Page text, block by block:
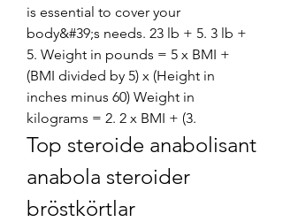
is essential to cover your
body&#39;s needs. 23 lb + 5. 3 lb +
5. Weight in pounds = 5 x BMI +
(BMI divided by 5) x (Height in
inches minus 60) Weight in
kilograms = 2. 2 x BMI + (3.
Top steroide anabolisant
anabola steroider
bröstkörtlar